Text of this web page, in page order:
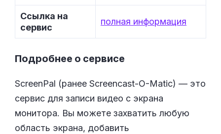
Ссылка на
сервис
полная информация
Подробнее о сервисе
ScreenPal (ранее Screencast-O-Matic) — это
сервис для записи видео с экрана
монитора. Вы можете захватить любую
область экрана, добавить